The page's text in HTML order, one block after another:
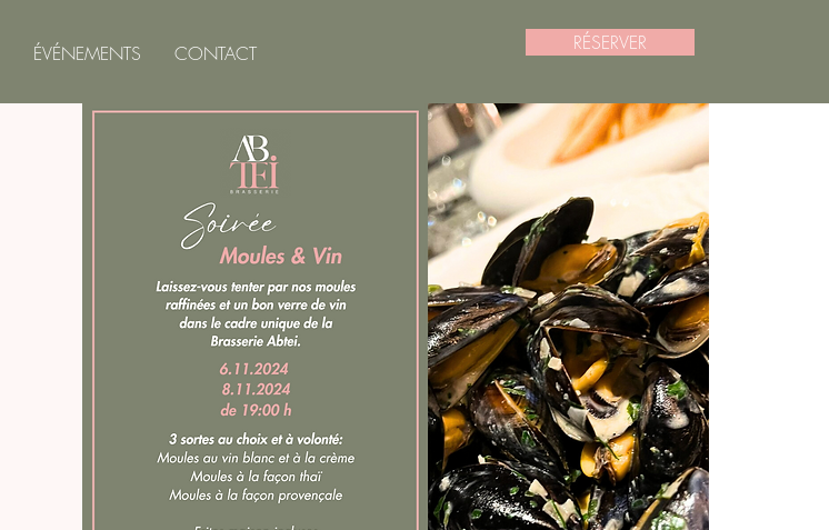
ÉVÉNEMENTS CONTACT RÉSERVER